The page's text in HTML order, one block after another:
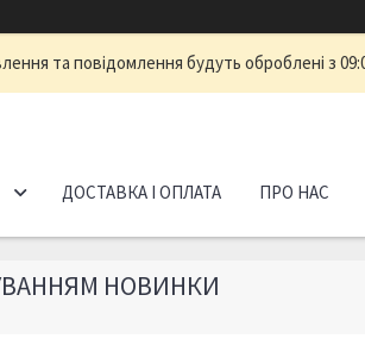
та повідомлення будуть оброблені з
ДОСТАВКА І ОПЛАТА ПРО НАС
НОВИНКИ